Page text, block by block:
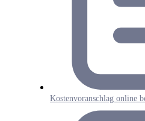
Kostenvoranschlag online